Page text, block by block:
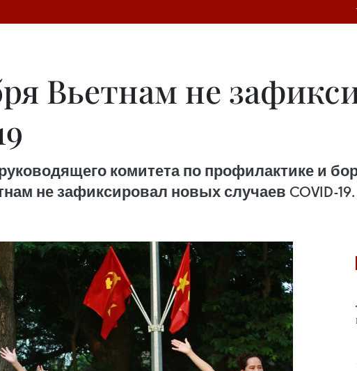
Вьетнам не
комитета по профилактике и
не зафиксировал новых случаев COVID-19.